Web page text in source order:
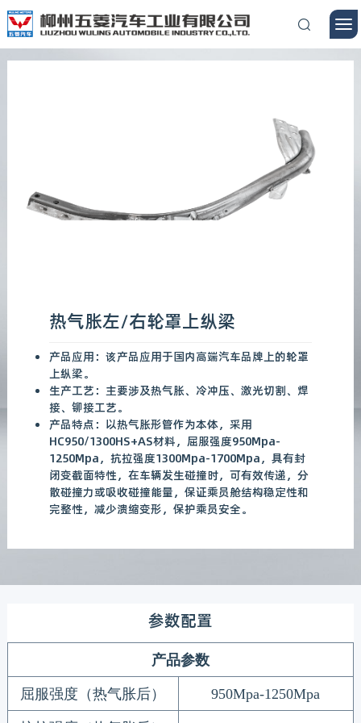
热气胀左/右轮罩上纵梁
产品应用：该产品应用于国内高端汽车品牌上的轮罩
上纵梁。
生产工艺：主要涉及热气胀、冷冲压、激光切割、焊
接、铆接工艺。
产品特点：以热气胀形管作为本体，采用
HC950/1300HS+AS材料，屈服强度950Mpa-
1250Mpa，抗拉强度1300Mpa-1700Mpa，具有封
闭变截面特性，在车辆发生碰撞时，可有效传递，分
散碰撞力或吸收碰撞能量，保证乘员舱结构稳定性和
完整性，减少溃缩变形，保护乘员安全。
参数配置
产品参数
屈服强度（热气胀后） 950Mpa-1250Mpa